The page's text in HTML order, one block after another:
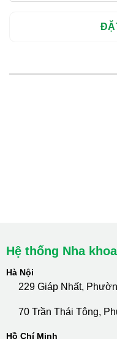
Hệ thống Nha
Hà Nội
229 Giáp Nhất,
70 Trần Thái Tông,
Hồ Chí Minh